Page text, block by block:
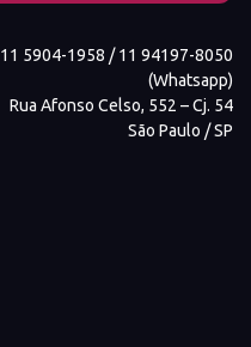
11 5904-1958 / 11 94197-8050
(Whatsapp)
Rua Afonso Celso, 552 – Cj. 54
São Paulo / SP